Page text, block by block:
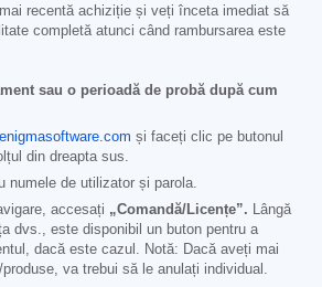
recentă achiziție și veți înceta imediat să
completă atunci când rambursarea este
sau o perioadă de probă după cum
și faceți clic pe butonul
din dreapta sus.
numele de utilizator și parola.
accesați „Comandă/Licențe”. Lângă
dvs., este disponibil un buton pentru a
dacă este cazul. Notă: Dacă aveți mai
va trebui să le anulați individual.